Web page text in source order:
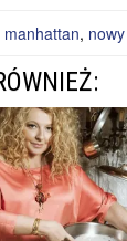
manhattan,